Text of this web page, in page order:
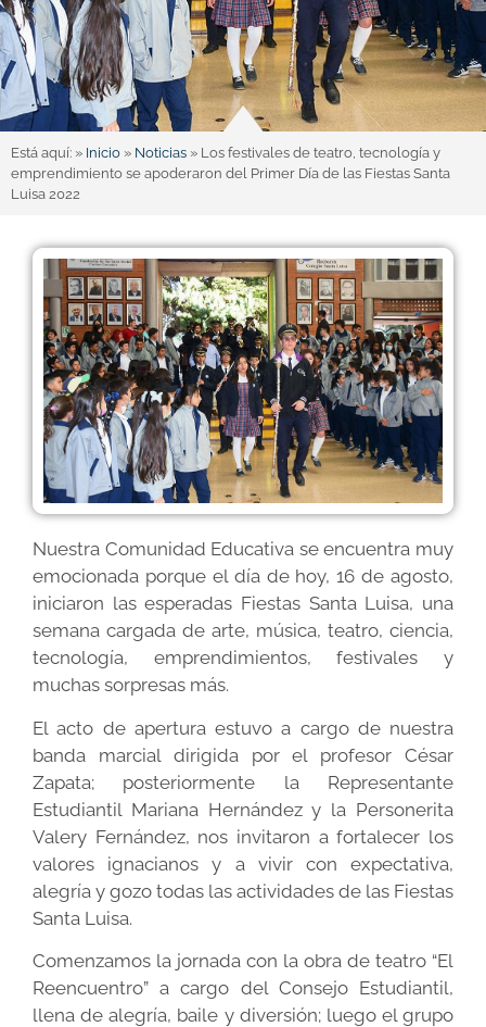
Está aquí: » Inicio » Noticias » Los festivales de teatro, tecnología y
emprendimiento se apoderaron del Primer Día de las Fiestas Santa
Luisa 2022
Nuestra Comunidad Educativa se encuentra muy
emocionada porque el día de hoy, 16 de agosto,
iniciaron las esperadas Fiestas Santa Luisa, una
semana cargada de arte, música, teatro, ciencia,
tecnología, emprendimientos, festivales y
muchas sorpresas más.
El acto de apertura estuvo a cargo de nuestra
banda marcial dirigida por el profesor César
Zapata; posteriormente la Representante
Estudiantil Mariana Hernández y la Personerita
Valery Fernández, nos invitaron a fortalecer los
valores ignacianos y a vivir con expectativa,
alegría y gozo todas las actividades de las Fiestas
Santa Luisa.
Comenzamos la jornada con la obra de teatro “El
Reencuentro” a cargo del Consejo Estudiantil,
llena de alegría, baile y diversión; luego el grupo